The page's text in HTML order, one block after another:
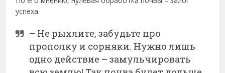
успеха.
– Не рыхлите, забудьте про
прополку и сорняки. Нужно лишь
одно действие – замульчировать